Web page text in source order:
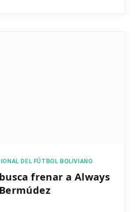
DEL FÚTBOL BOLIVIANO
busca frenar a Always